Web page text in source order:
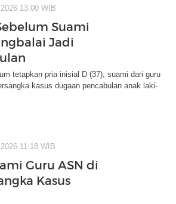
13:00 WIB
Suami
Jadi
tetapkan pria inisial D (37), suami dari guru
kasus dugaan pencabulan anak laki-
11:18 WIB
Guru ASN di
Kasus